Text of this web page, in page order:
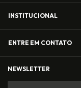
INSTITUCIONAL
ENTRE EM CONTATO
NEWSLETTER